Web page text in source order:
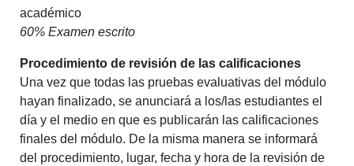
académico
60% Examen escrito
Procedimiento de revisión de las calificaciones
Una vez que todas las pruebas evaluativas del módulo
hayan finalizado, se anunciará a los/las estudiantes el
día y el medio en que es publicarán las calificaciones
finales del módulo. De la misma manera se informará
del procedimiento, lugar, fecha y hora de la revisión de